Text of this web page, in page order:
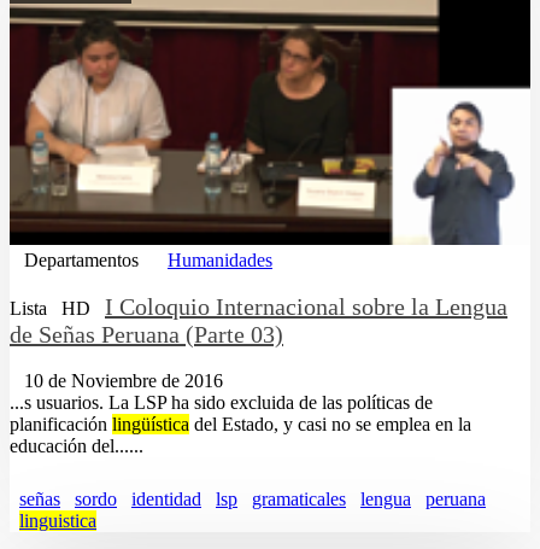
Departamentos Humanidades
Lista HD
I Coloquio Internacional sobre la Lengua
de Señas Peruana (Parte 03)
10 de Noviembre de 2016
...s usuarios. La LSP ha sido excluida de las políticas de
planificación lingüística del Estado, y casi no se emplea en la
educación del......
señas sordo identidad lsp gramaticales lengua
peruana
linguistica